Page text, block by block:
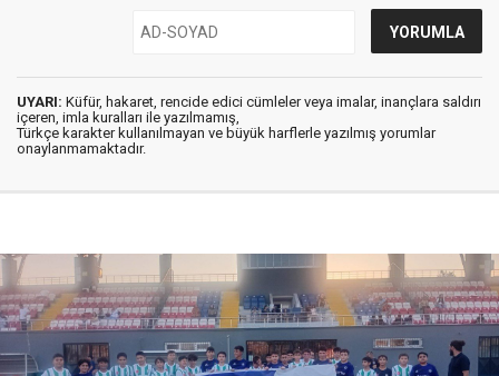
UYARI: Küfür, hakaret, rencide edici cümleler veya imalar, inançlara saldırı
içeren, imla kuralları ile yazılmamış,
Türkçe karakter kullanılmayan ve büyük harflerle yazılmış yorumlar
onaylanmamaktadır.